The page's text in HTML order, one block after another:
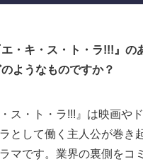
エ・キ・ス・ト・ラ!!!』の
ようなものですか？
・ス・ト・ラ!!!』は映画や
として働く主人公が巻き
マです。業界の裏側をコ